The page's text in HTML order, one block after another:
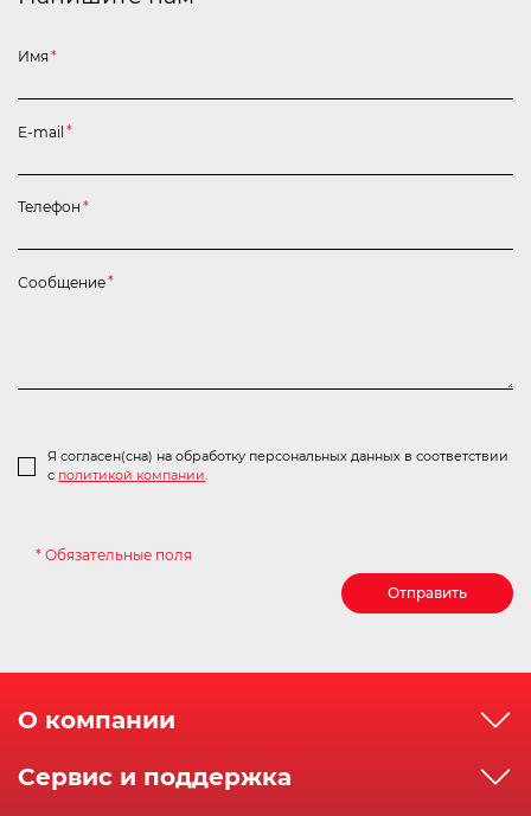
Имя *
E-mail *
Я согласен(сна) на обработку персональных данных в соответствии
с политикой компании.
Телефон *
Сообщение*
* Обязательные поля
Отправить
О компании
Сервис и поддержка